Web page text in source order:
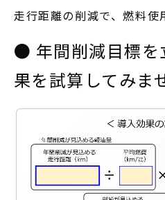
走行距離の削減で、燃料使
● 年間削減目標を
果を試算してみま